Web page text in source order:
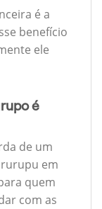
é a
benefício
ele
é
de um
em
quem
com as